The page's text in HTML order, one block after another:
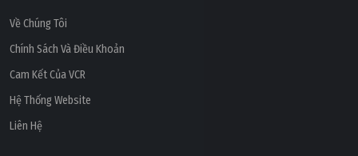
Về Chúng Tôi
Chính Sách Và Điều Khoản
Cam Kết Của VCR
Hệ Thống Website
Liên Hệ